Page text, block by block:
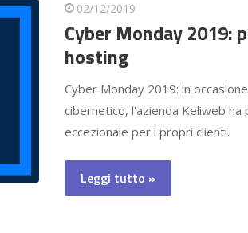
02/12/2019
Cyber Monday 2019:
hosting
Cyber Monday 2019: in
cibernetico, l'azienda Keliweb
eccezionale per i propri clienti.
Leggi tutto »